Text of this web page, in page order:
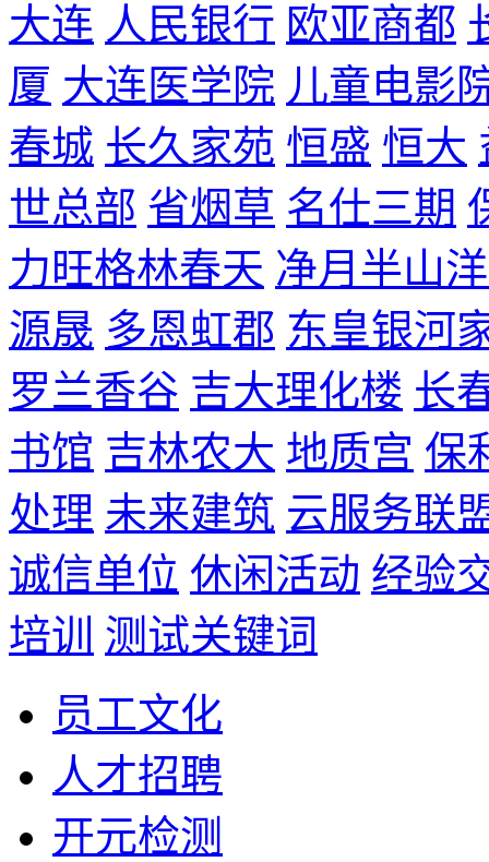
大连 人民银行 欧亚商都
厦 大连医学院 儿童电影
春城 长久家苑 恒盛 恒大
世总部 省烟草 名仕三期
力旺格林春天 净月半山
源晟 多恩虹郡 东皇银河
罗兰香谷 吉大理化楼 长
书馆 吉林农大 地质宫 保
处理 未来建筑 云服务联
诚信单位 休闲活动 经验
培训 测试关键词
员工文化
人才招聘
开元检测